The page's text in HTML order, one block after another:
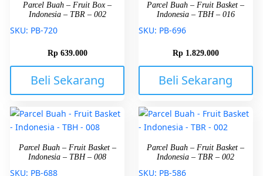
Parcel Buah – Fruit Box –
Indonesia – TBR – 002
SKU: PB-720
Rp639.000
Beli Sekarang
Parcel Buah – Fruit Basket –
Indonesia – TBH – 016
SKU: PB-696
Rp1.829.000
Beli Sekarang
Parcel Buah – Fruit Basket –
Indonesia – TBH – 008
SKU: PB-688
Parcel Buah – Fruit Basket –
Indonesia – TBR – 002
SKU: PB-586